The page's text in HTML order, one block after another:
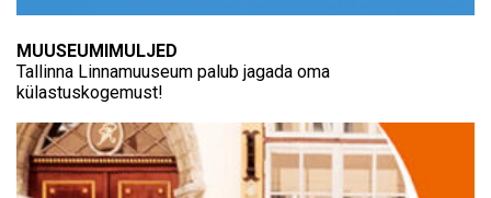
MUUSEUMIMULJED
Tallinna Linnamuuseum palub jagada oma
külastuskogemust!